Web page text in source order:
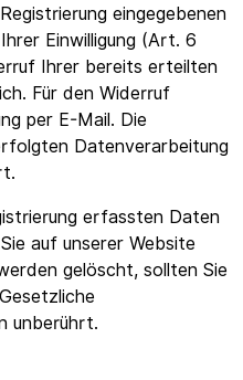
eingegebenen
Einwilligung (Art. 6
Ihrer bereits erteilten
Für den Widerruf
per E-Mail. Die
Datenverarbeitung
erfassten Daten
auf unserer Website
gelöscht, sollten Sie
unberührt.